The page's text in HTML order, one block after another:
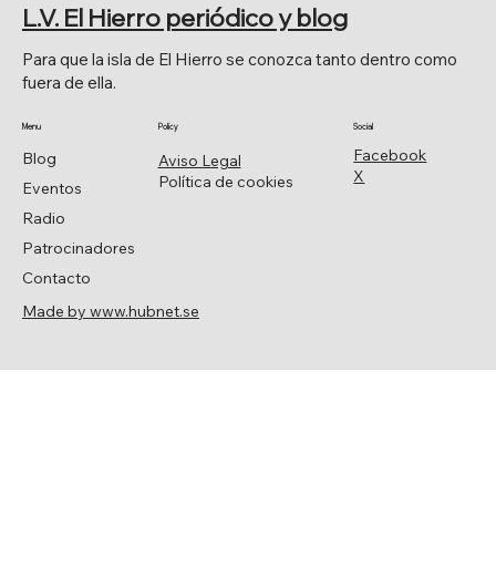
Facebook
X
Social
Aviso Legal
Política de cookies
Policy
Blog
Eventos
Radio
Patrocinadores
Contacto
Menu
Para que la isla de El Hierro se conozca tanto dentro como
fuera de ella.
L.V. El Hierro periódico y blog
Made by www.hubnet.se